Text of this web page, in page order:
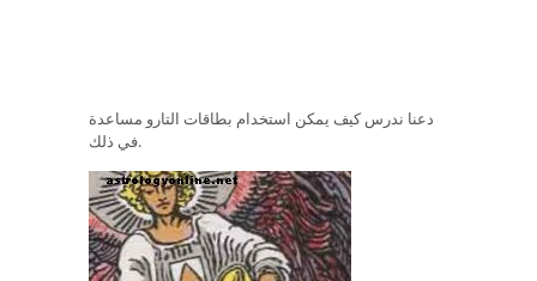
دعنا ندرس كيف يمكن استخدام بطاقات التارو مساعدة
في ذلك.